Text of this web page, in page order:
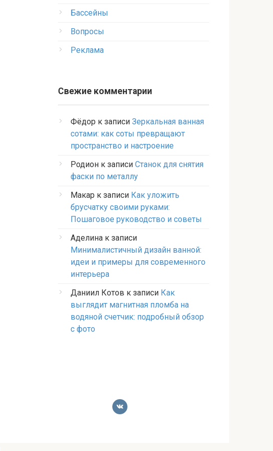
Бассейны
Вопросы
Реклама
Свежие комментарии
Фёдор к записи Зеркальная ванная
сотами: как соты превращают
пространство и настроение
Родион к записи Станок для снятия
фаски по металлу
Макар к записи Как уложить
брусчатку своими руками:
Пошаговое руководство и советы
Аделина к записи
Минималистичный дизайн ванной:
идеи и примеры для современного
интерьера
Даниил Котов к записи Как
выглядит магнитная пломба на
водяной счетчик: подробный обзор
с фото